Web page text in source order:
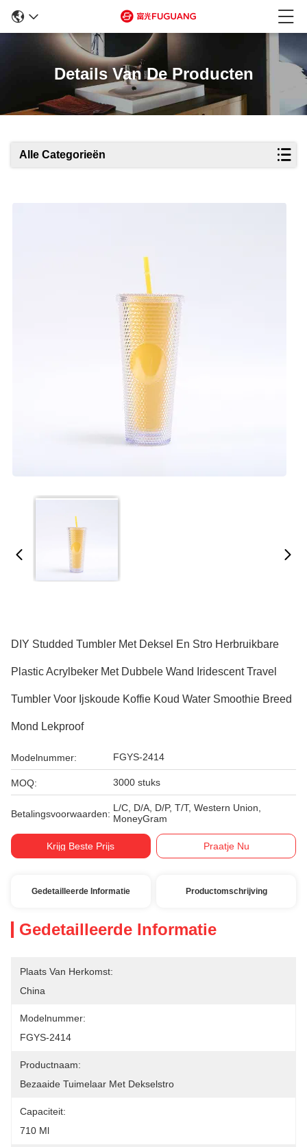
Details Van De Producten
Alle Categorieën
DIY Studded Tumbler Met Deksel En Stro Herbruikbare
Plastic Acrylbeker Met Dubbele Wand Iridescent Travel
Tumbler Voor Ijskoude Koffie Koud Water Smoothie Breed
Mond Lekproof
Modelnummer: FGYS-2414
MOQ: 3000 stuks
Betalingsvoorwaarden:
L/C, D/A, D/P, T/T, Western Union,
MoneyGram
Krijg Beste Prijs Praatje Nu
Gedetailleerde Informatie Productomschrijving
Gedetailleerde Informatie
Plaats Van Herkomst:
China
Modelnummer:
FGYS-2414
Productnaam:
Bezaaide Tuimelaar Met Dekselstro
Capaciteit:
710 Ml